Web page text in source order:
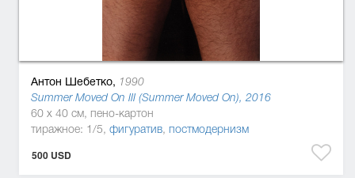
Антон Шебетко, 1990
Summer Moved On III (Summer Moved On), 2016
60 x 40 см, пено-картон
тиражное: 1/5, фигуратив, постмодернизм
500 USD